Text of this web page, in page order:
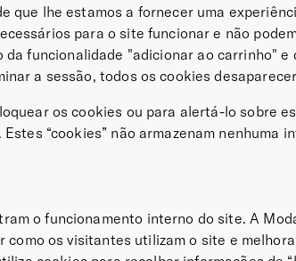
que lhe estamos a fornecer uma
para o site funcionar e não
da funcionalidade "adicionar ao carrinho" e
a sessão, todos os cookies
os cookies ou para alertá-lo sobre
“cookies” não armazenam nenhuma
o funcionamento interno do site. A
os visitantes utilizam o site e